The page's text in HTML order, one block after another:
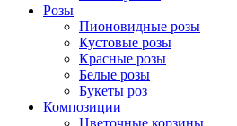
Розы
Пионовидные розы
Кустовые розы
Красные розы
Белые розы
Букеты роз
Композиции
Цветочные корзины